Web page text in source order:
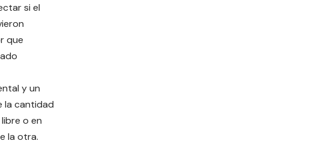
si el
que
y un
la cantidad
o en
la otra.